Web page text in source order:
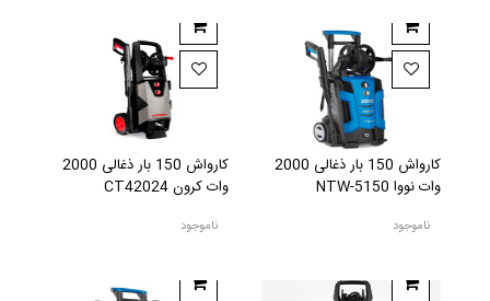
کارواش 150 بار ذغالی 2000
وات نووا NTW-5150
ناموجود
کارواش 150 بار ذغالی 2000
وات کرون CT42024
ناموجود